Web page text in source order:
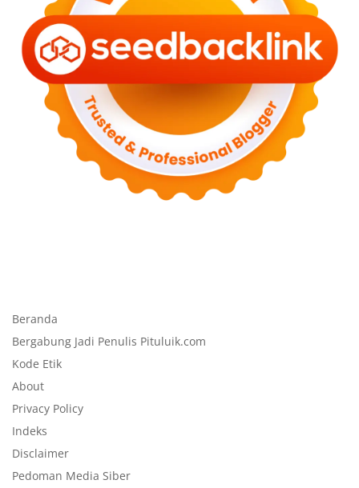
Beranda
Bergabung Jadi Penulis Pituluik.com
Kode Etik
About
Privacy Policy
Indeks
Disclaimer
Pedoman Media Siber